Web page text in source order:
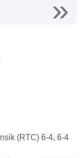
(RTC) 6-4, 6-4